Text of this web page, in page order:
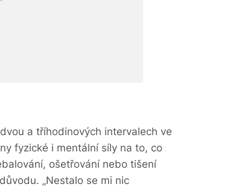
a tříhodinových intervalech ve
fyzické i mentální síly na to, co
ošetřování nebo tišení
„Nestalo se mi nic